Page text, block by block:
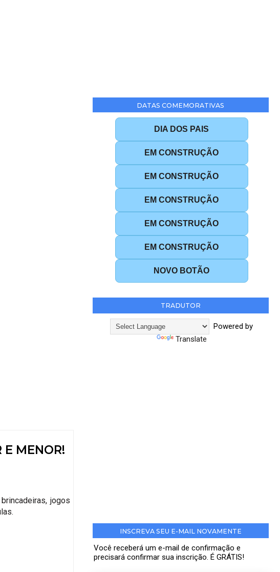
MENOR!
jogos
DATAS COMEMORATIVAS
DIA DOS PAIS
EM CONSTRUÇÃO
EM CONSTRUÇÃO
EM CONSTRUÇÃO
EM CONSTRUÇÃO
EM CONSTRUÇÃO
NOVO BOTÃO
TRADUTOR
Powered by
Translate
INSCREVA SEU E-MAIL NOVAMENTE
Você receberá um e-mail de confirmação e
precisará confirmar sua inscrição. É GRÁTIS!